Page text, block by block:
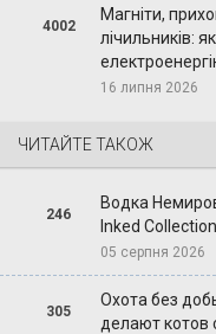
4002
Магніти,
лічильників:
16 липня 2026
ЧИТАЙТЕ ТАКОЖ
246
Водка
Inked Collection
05 серпня 2026
305
Охота без
делают котов